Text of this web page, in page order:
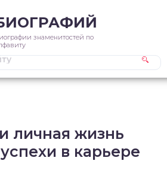
знаменитостей по
личная жизнь
в карьере